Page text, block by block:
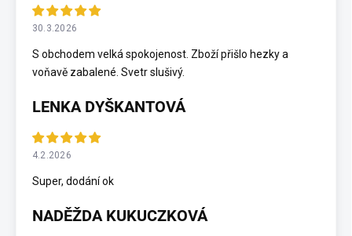
30.3.2026
S obchodem velká spokojenost. Zboží přišlo hezky a
voňavě zabalené. Svetr slušivý.
LENKA DYŠKANTOVÁ
4.2.2026
Super, dodání ok
NADĚŽDA KUKUCZKOVÁ